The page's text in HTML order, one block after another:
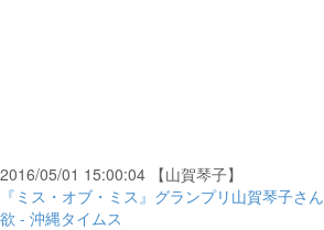
2016/05/01 15:00:04 【山賀琴子】
『ミス・オブ・ミス』グランプリ山賀琴子さ
欲 - 沖縄タイムス